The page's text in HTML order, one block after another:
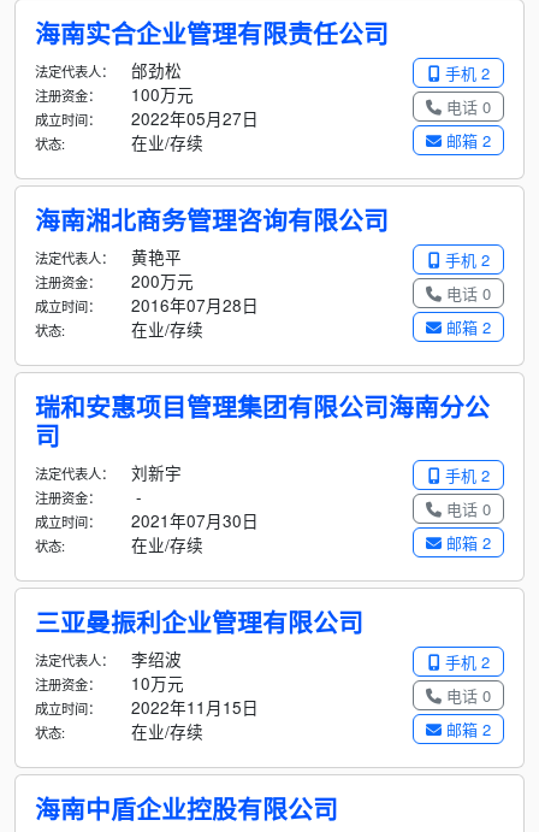
海南实合企业管理有限责任公司
手机 2
电话 0
邮箱 2
法定代表人： 邰劲松
注册资金： 100万元
成立时间： 2022年05月27日
状态: 在业/存续
海南湘北商务管理咨询有限公司
手机 2
电话 0
邮箱 2
法定代表人： 黄艳平
注册资金： 200万元
成立时间： 2016年07月28日
状态: 在业/存续
瑞和安惠项目管理集团有限公司海南分公
司
手机 2
电话 0
邮箱 2
法定代表人： 刘新宇
注册资金： -
成立时间： 2021年07月30日
状态: 在业/存续
三亚曼振利企业管理有限公司
手机 2
电话 0
邮箱 2
法定代表人： 李绍波
注册资金： 10万元
成立时间： 2022年11月15日
状态: 在业/存续
海南中盾企业控股有限公司